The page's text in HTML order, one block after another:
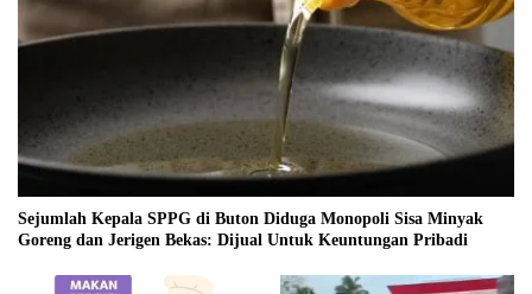
Sejumlah Kepala SPPG di Buton Diduga Monopoli Sisa Minyak
Goreng dan Jerigen Bekas: Dijual Untuk Keuntungan Pribadi